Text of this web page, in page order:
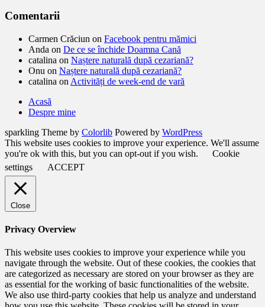
Comentarii
Carmen Crăciun on Facebook pentru mămici
Anda on De ce se închide Doamna Cană
catalina on Naștere naturală după cezariană?
Onu on Naștere naturală după cezariană?
catalina on Activități de week-end de vară
Acasă
Despre mine
sparkling Theme by Colorlib Powered by WordPress
This website uses cookies to improve your experience. We'll assume
you're ok with this, but you can opt-out if you wish.
Cookie
settings
ACCEPT
Close
Privacy Overview
This website uses cookies to improve your experience while you
navigate through the website. Out of these cookies, the cookies that
are categorized as necessary are stored on your browser as they are
as essential for the working of basic functionalities of the website.
We also use third-party cookies that help us analyze and understand